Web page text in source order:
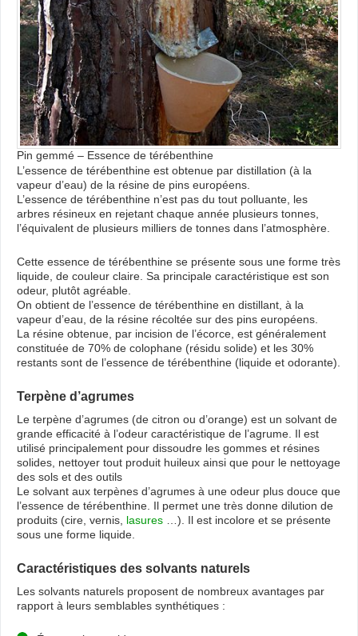
Pin gemmé – Essence de térébenthine
L’essence de térébenthine est obtenue par distillation (à la
vapeur d’eau) de la résine de pins européens.
L’essence de térébenthine n’est pas du tout polluante, les
arbres résineux en rejetant chaque année plusieurs tonnes,
l’équivalent de plusieurs milliers de tonnes dans l’atmosphère.
Cette essence de térébenthine se présente sous une forme très
liquide, de couleur claire. Sa principale caractéristique est son
odeur, plutôt agréable.
On obtient de l’essence de térébenthine en distillant, à la
vapeur d’eau, de la résine récoltée sur des pins européens.
La résine obtenue, par incision de l’écorce, est généralement
constituée de 70% de colophane (résidu solide) et les 30%
restants sont de l’essence de térébenthine (liquide et odorante).
Terpène d’agrumes
Le terpène d’agrumes (de citron ou d’orange) est un solvant de
grande efficacité à l’odeur caractéristique de l’agrume. Il est
utilisé principalement pour dissoudre les gommes et résines
solides, nettoyer tout produit huileux ainsi que pour le nettoyage
des sols et des outils
Le solvant aux terpènes d’agrumes à une odeur plus douce que
l’essence de térébenthine. Il permet une très donne dilution de
produits (cire, vernis, lasures …). Il est incolore et se présente
sous une forme liquide.
Caractéristiques des solvants naturels
Les solvants naturels proposent de nombreux avantages par
rapport à leurs semblables synthétiques :